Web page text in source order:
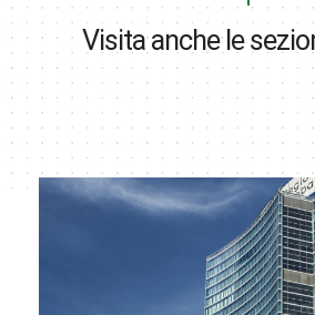
Visita anche le